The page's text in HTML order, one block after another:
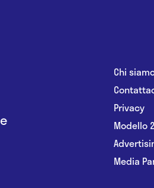
Chi
Privacy
Modello
Media